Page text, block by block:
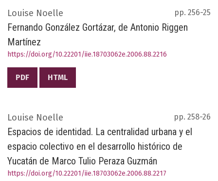
Louise Noelle pp. 256-25
Fernando González Gortázar, de Antonio Riggen
Martínez
https://doi.org/10.22201/iie.18703062e.2006.88.2216
PDF HTML
Louise Noelle pp. 258-26
Espacios de identidad. La centralidad urbana y el
espacio colectivo en el desarrollo histórico de
Yucatán de Marco Tulio Peraza Guzmán
https://doi.org/10.22201/iie.18703062e.2006.88.2217